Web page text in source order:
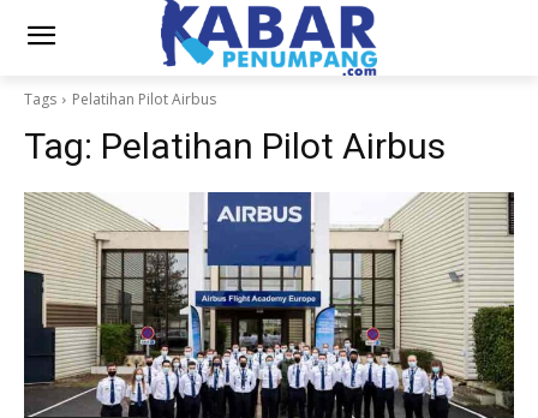
Tags Pelatihan Pilot Airbus
Tag: Pelatihan Pilot Airbus